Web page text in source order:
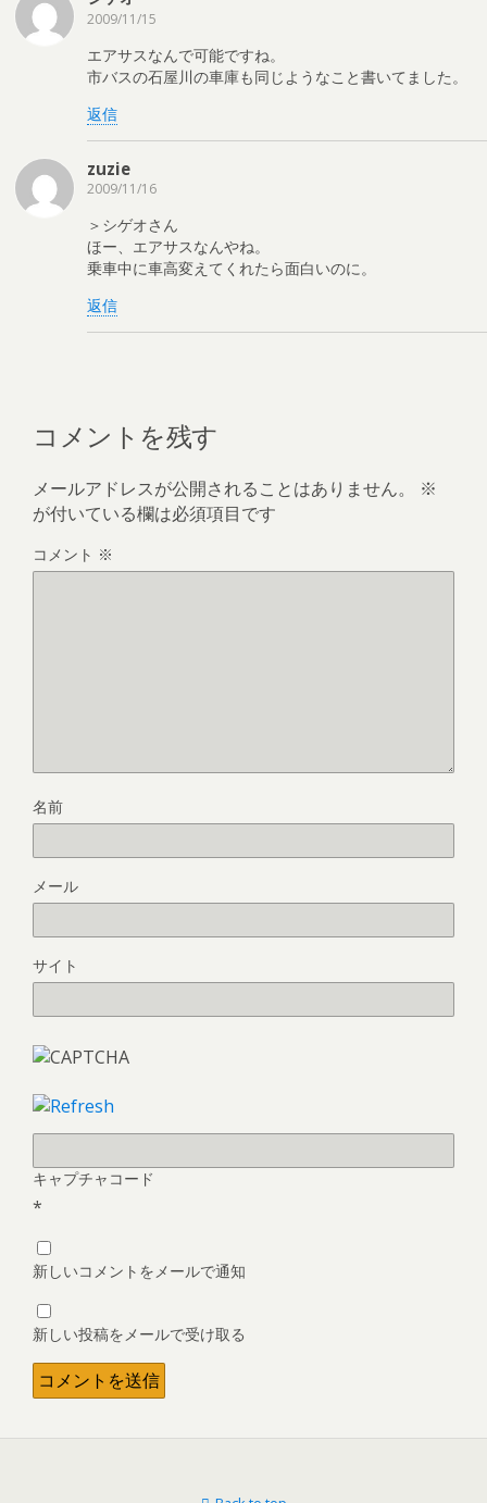
2009/11/15
エアサスなんで可能ですね。
市バスの石屋川の車庫も同じようなこと書いてました。
返信
zuzie
2009/11/16
＞シゲオさん
ほー、エアサスなんやね。
乗車中に車高変えてくれたら面白いのに。
返信
コメントを残す
メールアドレスが公開されることはありません。
※
が付いている欄は必須項目です
コメント ※
名前
メール
サイト
キャプチャコード
*
新しいコメントをメールで通知
新しい投稿をメールで受け取る